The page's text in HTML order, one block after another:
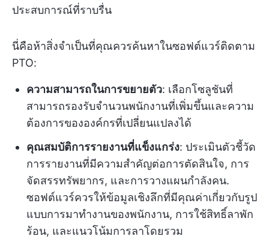
ประสบการณ์ที่ราบรื่น
นี่คือห้าสิ่งจำเป็นที่คุณควรค้นหาในซอฟต์แวร์ติดตาม
PTO:
ความสามารถในการขยายตัว: เลือกโซลูชันที่
สามารถรองรับจำนวนพนักงานที่เพิ่มขึ้นและความ
ต้องการขององค์กรที่เปลี่ยนแปลงได้
คุณสมบัติการรายงานที่แข็งแกร่ง: ประเมินตัวชี้วัด
การรายงานที่มีความสำคัญต่อการตัดสินใจ, การ
จัดสรรทรัพยากร, และการวางแผนกำลังคน.
ซอฟต์แวร์ควรให้ข้อมูลเชิงลึกที่มีคุณค่าเกี่ยวกับรูป
แบบการมาทำงานของพนักงาน, การใช้สิทธิ์ลาพัก
ร้อน, และแนวโน้มการลาโดยรวม